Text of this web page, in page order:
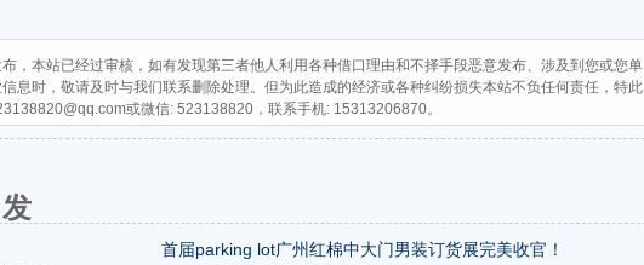
，本站已经过审核，如有发现第三者他人利用各种借口理由和不择手段恶意发布、涉及到您或您单
息时，敬请及时与我们联系删除处理。但为此造成的经济或各种纠纷损失本站不负任何责任，特此
或微信: 523138820，联系手机: 15313206870。
首届parking lot广州红棉中大门男装订货展完美收官！